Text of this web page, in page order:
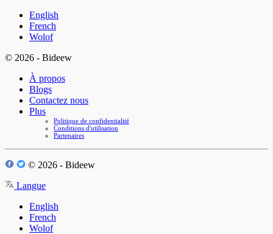
English
French
Wolof
© 2026 - Bideew
À propos
Blogs
Contactez nous
Plus
Politique de confidentialité
Conditions d'utilisation
Partenaires
© 2026 - Bideew
Langue
English
French
Wolof